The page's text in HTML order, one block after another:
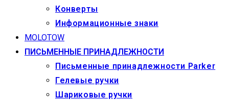
Конверты
Информационные знаки
MOLOTOW
ПИСЬМЕННЫЕ ПРИНАДЛЕЖНОСТИ
Письменные принадлежности Parker
Гелевые ручки
Шариковые ручки